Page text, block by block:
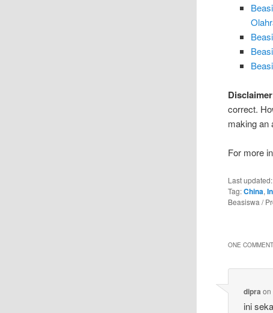
Disclaimer
correct.
making an
For more
Last
Tag:China,
Beasiswa /
ONE
dipra on
ini